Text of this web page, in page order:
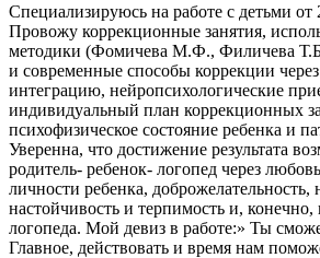
Специализируюсь на работе с детьми от
Провожу коррекционные занятия,
методики (Фомичева М.Ф., Филичева
и современные способы коррекции
интеграцию, нейропсихологические
индивидуальный план коррекционных
психофизическое состояние ребенка и
Уверенна, что достижение результата
родитель- ребенок- логопед через
личности ребенка, доброжелательность,
настойчивость и терпимость и,
логопеда. Мой девиз в работе:» Ты
Главное, действовать и время нам